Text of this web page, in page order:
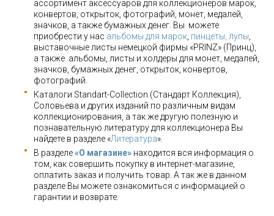
ассортимент аксессуаров для коллекционеров марок,
конвертов, открыток, фотографий, монет, медалей,
значков, а также бумажных денег. Вы можете
приобрести у нас альбомы для марок пинцеты, лупы
выставочные листы немецкой фирмы «PRINZ» (Принц),
а также альбомы, листы и холдеры для монет, медалей,
значков, бумажных денег, открыток, конвертов,
фотографий.
Каталоги Standart-Collection (Стандарт Коллекция),
Соловьева и других изданий по различным видам
коллекционирования, а так же другую полезную и
познавательную литературу для коллекционера Вы
найдете в разделе «Литература».
В разделе«О магазине» находится вся информация о
том, как совершить покупку в интернет-магазине,
оплатить заказ и получить товар. А так же в данном
разделе Вы можете ознакомиться с информацией о
гарантии и возврате.